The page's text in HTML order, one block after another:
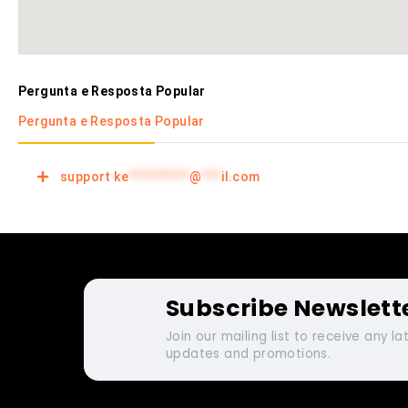
Pergunta e Resposta Popular
Pergunta e Resposta Popular
support ke @ il.com
Subscribe
Join our mailing list to receive any
updates and promotions.